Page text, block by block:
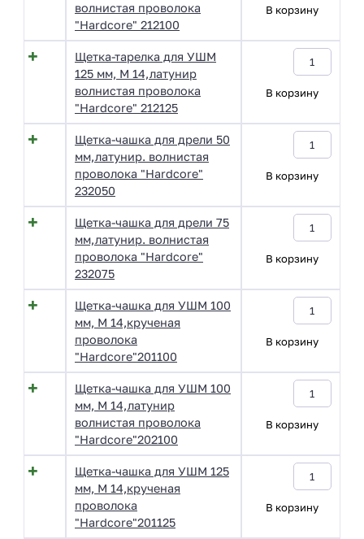
волнистая проволока
"Hardcore" 212100
В корзину
Щетка-тарелка для УШМ
125 мм, М 14,латунир
волнистая проволока
"Hardcore" 212125
В корзину
Щетка-чашка для дрели 50
мм,латунир. волнистая
проволока "Hardcore"
232050
В корзину
Щетка-чашка для дрели 75
мм,латунир. волнистая
проволока "Hardcore"
232075
В корзину
Щетка-чашка для УШМ 100
мм, М 14,крученая
проволока
"Hardcore"201100
В корзину
Щетка-чашка для УШМ 100
мм, М 14,латунир
волнистая проволока
"Hardcore"202100
В корзину
Щетка-чашка для УШМ 125
мм, М 14,крученая
проволока
"Hardcore"201125
В корзину